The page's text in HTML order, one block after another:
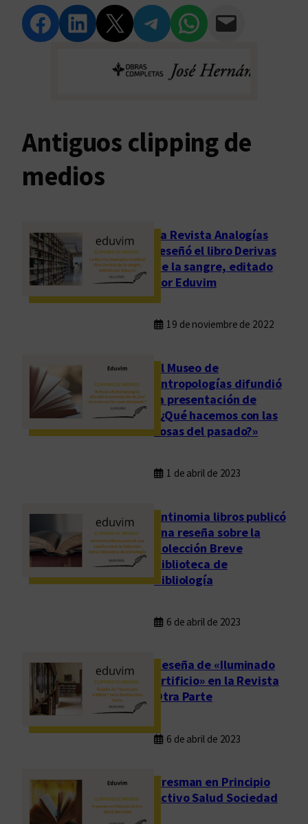
Compartir en Facebook Compartir en LinkedIn Compartir en Twitter Compartir en Telegram Compartir en WhatsApp Compartir vía Email
Antiguos clipping de
medios
La Revista Analogías
reseñó el libro Derivas
de la sangre, editado
por Eduvim
19 de noviembre de 2022
El Museo de
Antropologías difundió
la presentación de
«¿Qué hacemos con las
cosas del pasado?»
1 de abril de 2023
Antinomia libros publicó
una reseña sobre la
Colección Breve
Biblioteca de
Bibliología
6 de abril de 2023
Reseña de «Iluminado
artificio» en la Revista
Otra Parte
6 de abril de 2023
Presman en Principio
Activo Salud Sociedad